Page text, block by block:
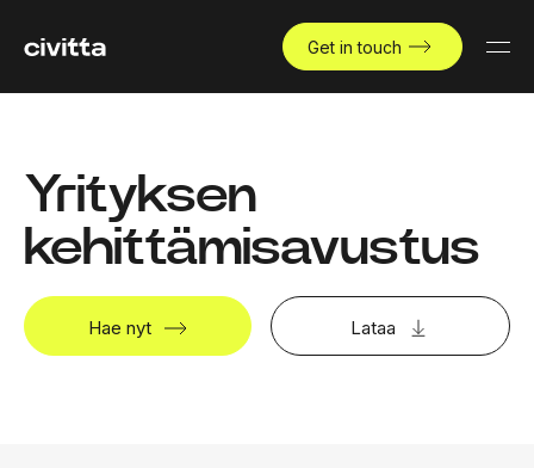
Get in touch
Yrityksen
kehittämisavustus
Hae nyt Lataa